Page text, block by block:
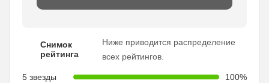
Снимок
рейтинга
Ниже приводится распределение
всех рейтингов.
5 звезды
100%